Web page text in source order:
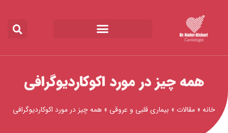
همه چیز در مورد اکوکاردیوگرافی
خانه » مقالات » بیماری قلبی و عروقی » همه چیز در مورد اکوکاردیوگرافی